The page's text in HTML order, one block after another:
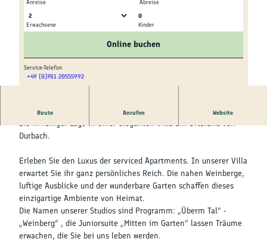
Genuss &
Service &
© tomas © tomas
Anreise Abreise
Erwachsene
0
Kinder
Online buchen
Service-Telefon
+49 (0)781 20555992
Route Anrufen Website
Herzlich. Elegant. Leger - Das BAUMANNs LANDHAUS erwartet
Sie in ruhiger Lage in einer eleganten Villa am Ortsrand von
Durbach.
Erleben Sie den Luxus der serviced Apartments. In unserer Villa
erwartet Sie ihr ganz persönliches Reich. Die nahen Weinberge,
luftige Ausblicke und der wunderbare Garten schaffen dieses
einzigartige Ambiente von Heimat.
Die Namen unserer Studios sind Programm: „Überm Tal“ -
„Weinberg“ , die Juniorsuite „Mitten im Garten“ lassen Träume
erwachen, die Sie bei uns leben werden.